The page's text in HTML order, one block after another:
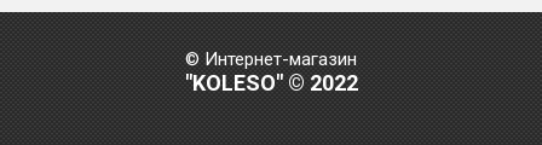
© Интернет-магазин
"KOLESO" © 2022